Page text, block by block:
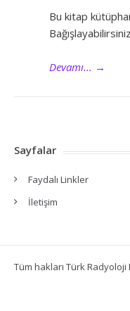
Bu kitap
Bağışlayabilirsiniz
Devamı... →
Sayfalar
Faydalı Linkler
İletişim
Tüm hakları Türk